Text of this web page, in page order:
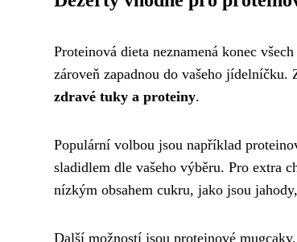
Proteinová dieta neznamená konec
zároveň zapadnou do vašeho jídelníčku.
zdravé tuky a proteiny.
Populární volbou jsou například
sladidlem dle vašeho výběru. Pro extra
nízkým obsahem cukru, jako jsou
Další možností jsou proteinové